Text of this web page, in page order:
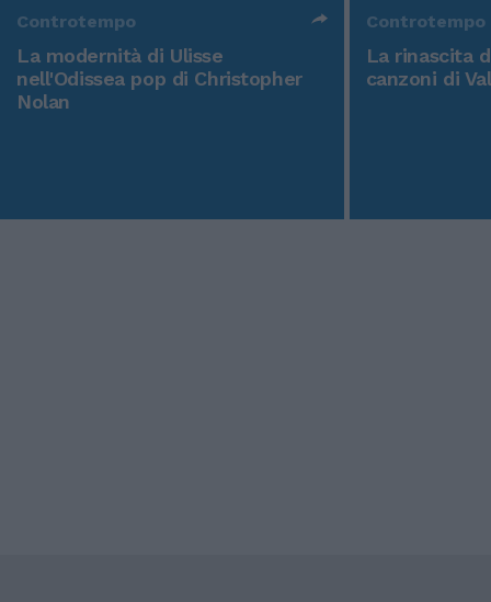
Controtempo
La modernità di Ulisse
nell'Odissea pop di Christopher
Nolan
Controtempo
La rinascita
canzoni di